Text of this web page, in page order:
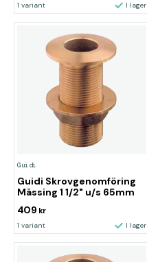
1 variant I lager
Guidi
Guidi Skrovgenomföring
Mässing 1 1/2" u/s 65mm
409 kr
1 variant I lager